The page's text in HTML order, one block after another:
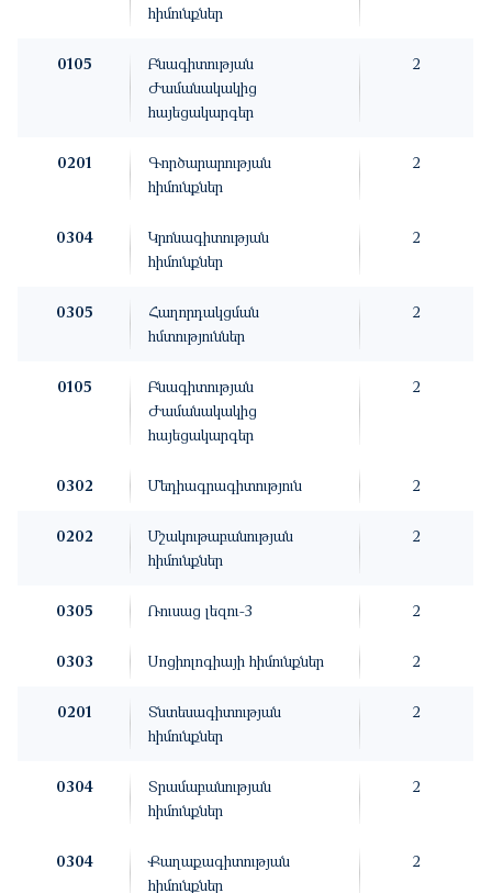
հիմունքներ
0105
Բնագիտության
Ժամանակակից
հայեցակարգեր
2
0201
Գործարարության
հիմունքներ
2
0304
Կրոնագիտության
հիմունքներ
2
0305
Հաղորդակցման
հմտություններ
2
0105
Բնագիտության
Ժամանակակից
հայեցակարգեր
2
0302 Մեդիագրագիտություն 2
0202
Մշակութաբանության
հիմունքներ
2
0305 Ռուսաց լեզու-3 2
0303 Սոցիոլոգիայի հիմունքներ 2
0201
Տնտեսագիտության
հիմունքներ
2
0304
Տրամաբանության
հիմունքներ
2
0304
Քաղաքագիտության
հիմունքներ
2